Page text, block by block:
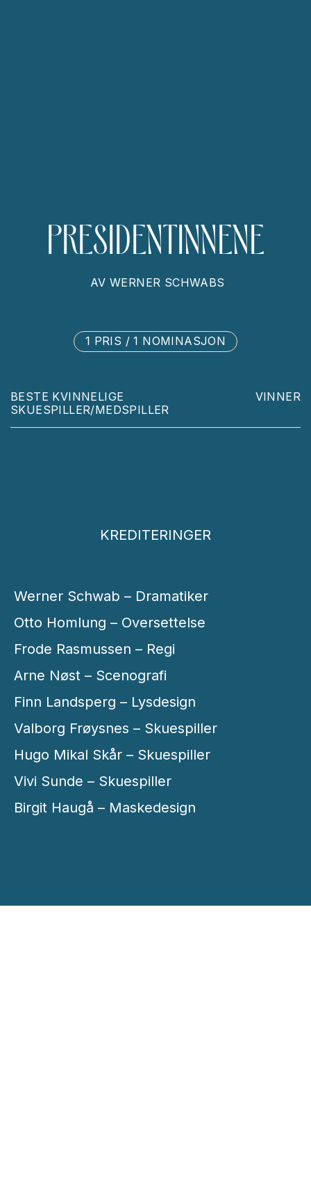
PRESIDENTINNENE
AV WERNER SCHWABS
1 PRIS / 1 NOMINASJON
BESTE KVINNELIGE
SKUESPILLER/MEDSPILLER
VINNER
KREDITERINGER
Werner Schwab – Dramatiker
Otto Homlung – Oversettelse
Frode Rasmussen – Regi
Arne Nøst – Scenografi
Finn Landsperg – Lysdesign
Valborg Frøysnes – Skuespiller
Hugo Mikal Skår – Skuespiller
Vivi Sunde – Skuespiller
Birgit Haugå – Maskedesign